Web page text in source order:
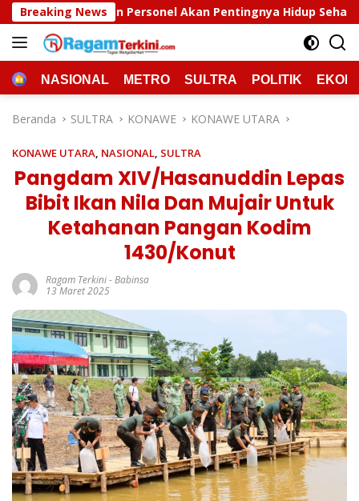
Langsung
ke
konten
Breaking News
Akan Pentingnya Hidup Sehat Polda Sultra
HOMENASIONAL METRO SULTRA POLITIK
Beranda SULTRA KONAWE KONAWE UTARA
KONAWE UTARA, NASIONAL, SULTRA
Pangdam XIV/Hasanuddin Lepas
Bibit Ikan Nila Dan Mujair Untuk
Ketahanan Pangan Kodim
1430/Konut
Ragam Terkini-Babinsa
13 Maret 2025